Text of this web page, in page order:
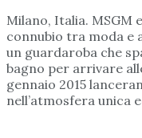
Milano, Italia. MSGM
connubio tra moda
un guardaroba che
bagno per arrivare
gennaio 2015
nell’atmosfera unica